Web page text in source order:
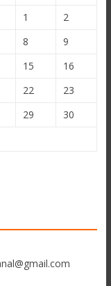
1
2
8
9
15
16
22
23
29
30